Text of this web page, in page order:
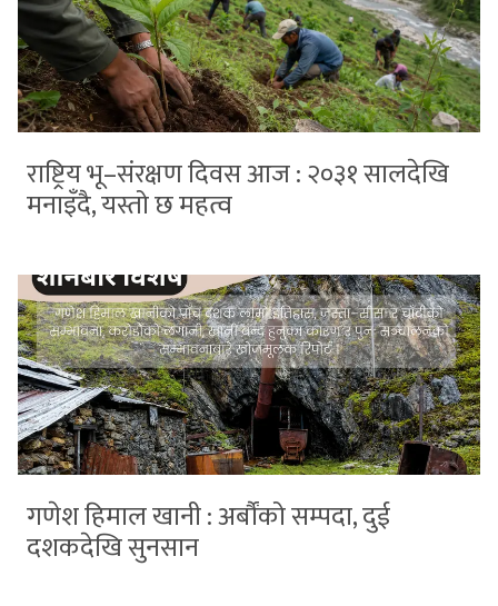
राष्ट्रिय भू–संरक्षण दिवस आज : २०३१ सालदेखि
मनाइँदै, यस्तो छ महत्व
गणेश हिमाल खानी : अर्बौंको सम्पदा, दुई
दशकदेखि सुनसान